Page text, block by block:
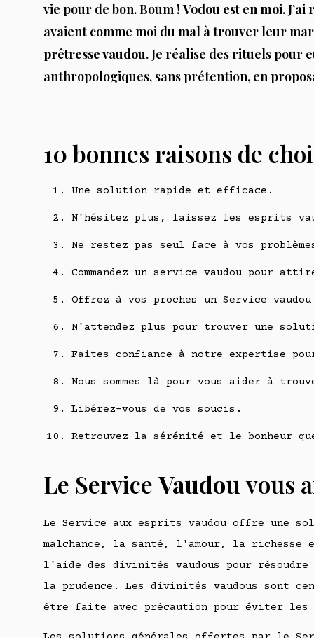
vie pour de bon. Boum !Vodou est en moi.
avaient comme moi du mal à trouver leur
prêtresse vaudou. Je réalise des rituels pour
anthropologiques, sans prétention, en
10 bonnes raisons de
Une solution rapide et efficace.
N'hésitez plus, laissez les esprits
Ne restez pas seul face à vos
Commandez un service vaudou pour
Offrez à vos proches un Service
N'attendez plus pour trouver une
Faites confiance à notre expertise
Nous sommes là pour vous aider à
Libérez-vous de vos soucis.
Retrouvez la sérénité et le bonheur
Le Service Vaudou vous
Le Service aux esprits vaudou offre une
malchance, la santé, l'amour, la
l'aide des divinités vaudous pour
la prudence. Les divinités vaudous sont
être faite avec précaution pour éviter